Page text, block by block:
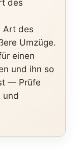
des
Art des
Umzüge.
einen
und ihn so
— Prüfe
und